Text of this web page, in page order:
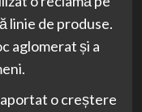
linie de produse.
aglomerat și a
o creștere